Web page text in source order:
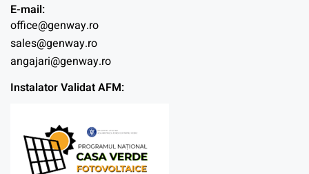
E-mail:
office@genway.ro
sales@genway.ro
angajari@genway.ro
Instalator Validat AFM: